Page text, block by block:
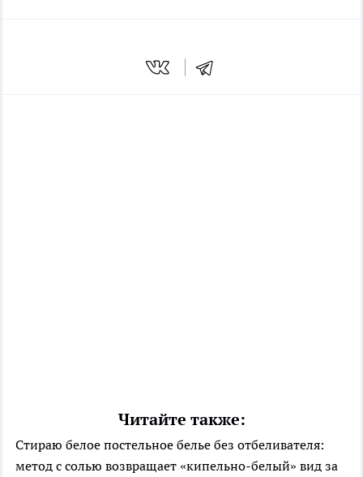
Читайте также:
Стираю белое постельное белье без отбеливателя:
метод с солью возвращает «кипельно-белый» вид за